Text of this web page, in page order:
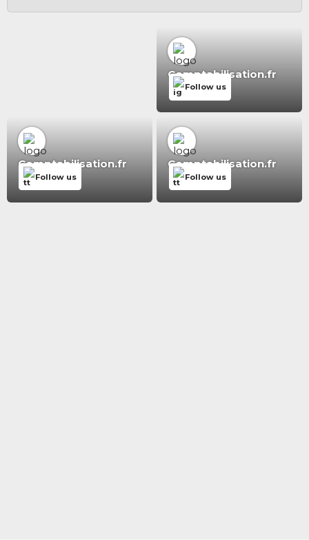
Comptabilisation.fr
Follow us
Comptabilisation.fr
Follow us
Comptabilisation.fr
Follow us